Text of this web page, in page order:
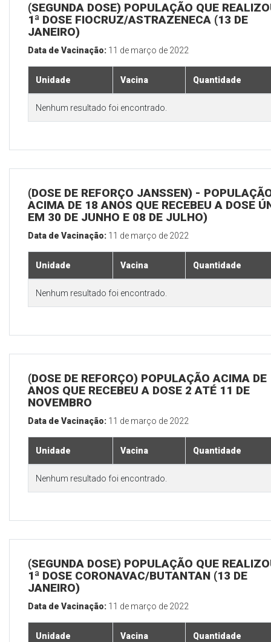
(SEGUNDA DOSE) POPULAÇÃO QUE
1ª DOSE FIOCRUZ/ASTRAZENECA (13 DE
JANEIRO)
Data de Vacinação: 11 de março de 2022
Unidade Vacina Quantidade
Nenhum resultado foi encontrado.
(DOSE DE REFORÇO JANSSEN) -
ACIMA DE 18 ANOS QUE RECEBEU A DOSE
EM 30 DE JUNHO E 08 DE JULHO)
Data de Vacinação: 11 de março de 2022
Unidade Vacina Quantidade
Nenhum resultado foi encontrado.
(DOSE DE REFORÇO) POPULAÇÃO ACIMA DE
ANOS QUE RECEBEU A DOSE 2 ATÉ 11 DE
NOVEMBRO
Data de Vacinação: 11 de março de 2022
Unidade Vacina Quantidade
Nenhum resultado foi encontrado.
(SEGUNDA DOSE) POPULAÇÃO QUE
1ª DOSE CORONAVAC/BUTANTAN (13 DE
JANEIRO)
Data de Vacinação: 11 de março de 2022
Unidade Vacina Quantidade